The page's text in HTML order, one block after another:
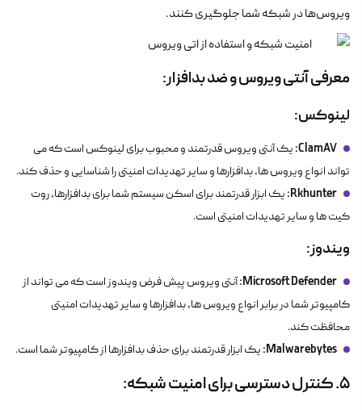
ویروس‌ها در شبکه شما جلوگیری کنند.
معرفی آنتی ویروس و ضد بدافزار:
لینوکس:
ClamAV: یک آنتی ویروس قدرتمند و محبوب برای لینوکس است که می
تواند انواع ویروس ها، بدافزارها و سایر تهدیدات امنیتی را شناسایی و حذف کند.
Rkhunter: یک ابزار قدرتمند برای اسکن سیستم شما برای بدافزارها، روت
کیت ها و سایر تهدیدات امنیتی است.
ویندوز:
Microsoft Defender: آنتی ویروس پیش فرض ویندوز است که می تواند از
کامپیوتر شما در برابر انواع ویروس ها، بدافزارها و سایر تهدیدات امنیتی
محافظت کند.
Malwarebytes: یک ابزار قدرتمند برای حذف بدافزارها از کامپیوتر شما است.
5. کنترل دسترسی برای امنیت شبکه: